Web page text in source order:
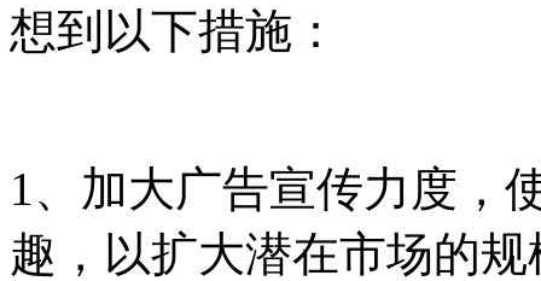
想到以下措施：
1、加大广告宣传力度，
趣，以扩大潜在市场的规